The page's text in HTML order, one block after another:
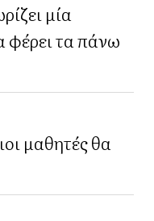
μία
φέρει τα πάνω
μαθητές θα